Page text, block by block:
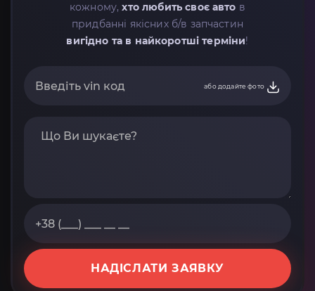
кожному,хто любить своє авто в
придбанні якісних б/в запчастин
вигідно та в найкоротші терміни!
або додайте фото
НАДІСЛАТИ ЗАЯВКУ